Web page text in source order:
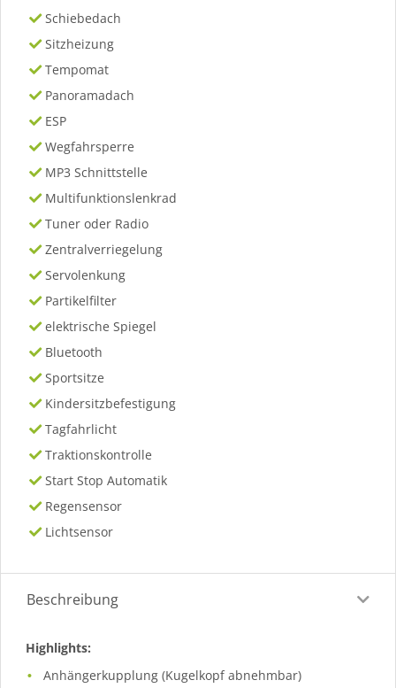
Schiebedach
Sitzheizung
Tempomat
Panoramadach
ESP
Wegfahrsperre
MP3 Schnittstelle
Multifunktionslenkrad
Tuner oder Radio
Zentralverriegelung
Servolenkung
Partikelfilter
elektrische Spiegel
Bluetooth
Sportsitze
Kindersitzbefestigung
Tagfahrlicht
Traktionskontrolle
Start Stop Automatik
Regensensor
Lichtsensor
Beschreibung
Highlights:
Anhängerkupplung (Kugelkopf abnehmbar)